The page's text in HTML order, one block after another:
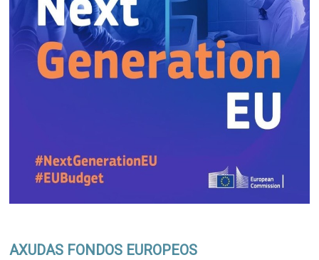
AXUDAS FONDOS EUROPEOS